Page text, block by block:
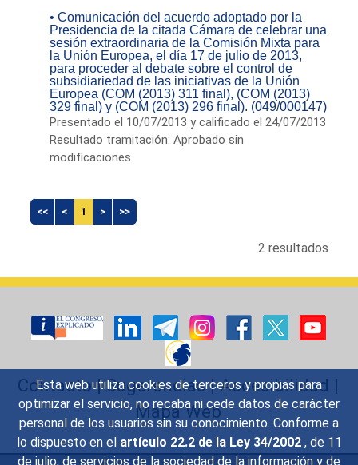
Esta web utiliza cookies de terceros y propias para
optimizar el servicio, no recaba ni cede datos de carácter
personal de los usuarios sin su conocimiento. Conforme a
lo dispuesto en el artículo 22.2 de la Ley 34/2002 , de 11
de julio, de servicios de la sociedad de la información y de
• Comunicación del acuerdo adoptado por la
Presidencia de la citada Cámara de celebrar una
sesión extraordinaria de la Comisión Mixta para
la Unión Europea, el día 17 de julio de 2013,
para proceder al debate sobre el control de
subsidiariedad de las iniciativas de la Unión
Europea (COM (2013) 311 final), (COM (2013)
329 final) y (COM (2013) 296 final). (049/000147)
Presentado el 10/07/2013 y calificado el 24/07/2013
Resultado tramitación: Aprobado sin
modificaciones
<< < 1 > >>
2 resultados
Contacto|Sugerencias|Accesibilidad |
Mapa Web